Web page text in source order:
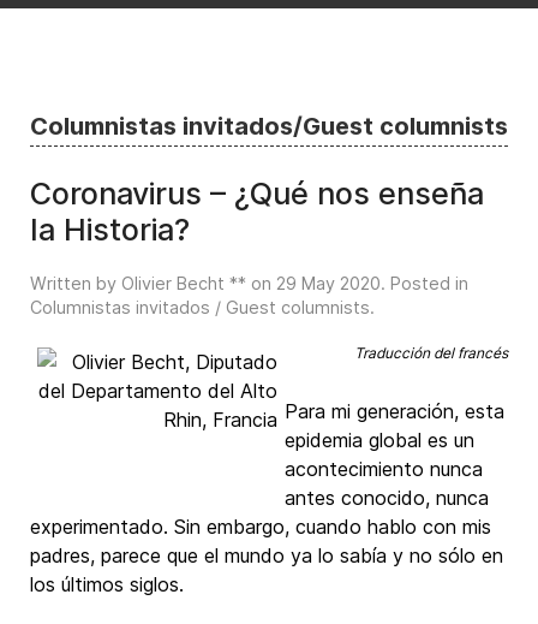
Columnistas invitados/Guest columnists
Coronavirus – ¿Qué nos enseña
la Historia?
Written by Olivier Becht ** on 29 May 2020. Posted in
Columnistas invitados / Guest columnists.
Traducción del francés
Para mi generación, esta
epidemia global es un
acontecimiento nunca
antes conocido, nunca
experimentado. Sin embargo, cuando hablo con mis
padres, parece que el mundo ya lo sabía y no sólo en
los últimos siglos.